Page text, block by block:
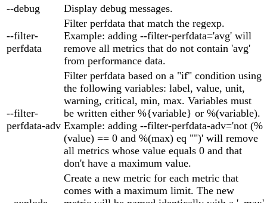
--debug
Display debug messages.
--filter-
perfdata
Filter perfdata that match the regexp.
Example: adding --filter-perfdata='avg' will
remove all metrics that do not contain 'avg'
from performance data.
--filter-
perfdata-adv
Filter perfdata based on a "if" condition using
the following variables: label, value, unit,
warning, critical, min, max. Variables must
be written either %{variable} or %(variable).
Example: adding --filter-perfdata-adv='not (%
(value) == 0 and %(max) eq "")' will remove
all metrics whose value equals 0 and that
don't have a maximum value.
Create a new metric for each metric that
comes with a maximum limit. The new